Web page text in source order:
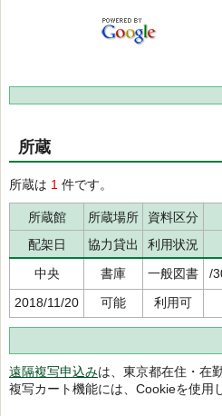
所蔵
所蔵は 1 件です。
所蔵館 所蔵場所 資料区分
配架日
協力貸出 利用状況
中央
書庫 一般図書 /
2018/11/20
可能 利用可
遠隔複写申込みは、東京都在住・在
複写カート機能には、Cookieを使用